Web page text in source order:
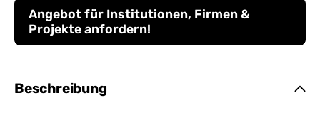
Angebot für Institutionen, Firmen &
Projekte anfordern!
Beschreibung